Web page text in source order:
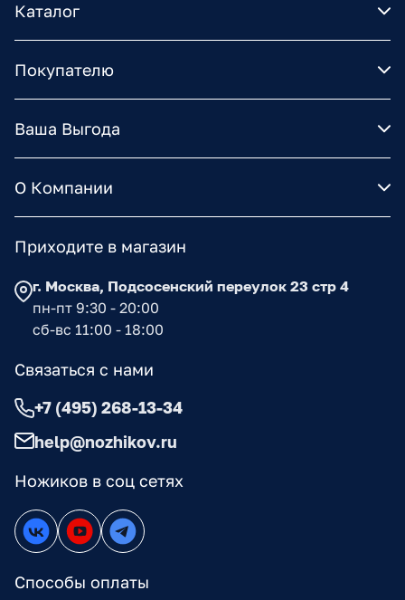
Каталог
Покупателю
Ваша Выгода
О Компании
Ножиков в соц сетях
Способы оплаты
Приходите в магазин
г. Москва, Подсосенский переулок 23 стр 4
пн-пт 9:30 - 20:00
сб-вс 11:00 - 18:00
Связаться с нами
+7 (495) 268-13-34
help@nozhikov.ru